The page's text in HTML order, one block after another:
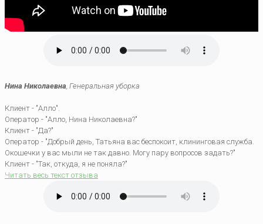
Нина Николаевна, Генеральная уборка
Клиент - "Алло".
Оператор - "Алло, Нина Николаевна?"
Клиент - "Да?"
Оператор - "Добрый день, Татьяна вас беспокоит, клининговая служба.
Окошечки у вас мыли не так давно. Могу пару вопросов задать?"
Клиент - "Так, откуда, я не поняла?"
Читать весь текст отзыва